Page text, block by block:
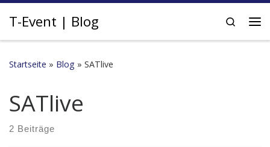
Zum Inhalt springen
T-Event | Blog
Search
Startseite » Blog » SATlive
SATlive
2 Beiträge